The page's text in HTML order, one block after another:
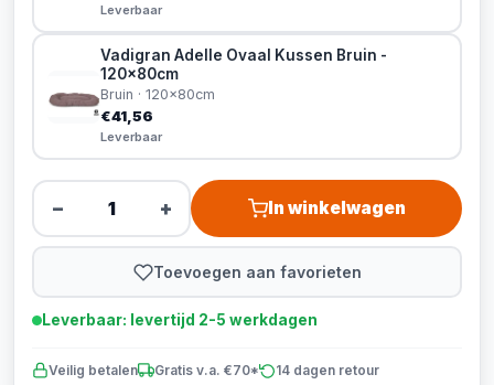
Leverbaar
Vadigran Adelle Ovaal Kussen Bruin -
120x80cm
Bruin · 120x80cm
€41,56
Leverbaar
− + In winkelwagen
Toevoegen aan favorieten
Leverbaar: levertijd 2-5 werkdagen
Veilig betalen Gratis v.a. €70* 14 dagen retour